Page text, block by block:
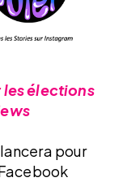
les élections
pour